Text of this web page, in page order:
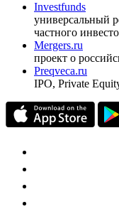
Investfunds
универсальный
частного
Mergers.ru
проект о
Preqveca.ru
IPO, Private